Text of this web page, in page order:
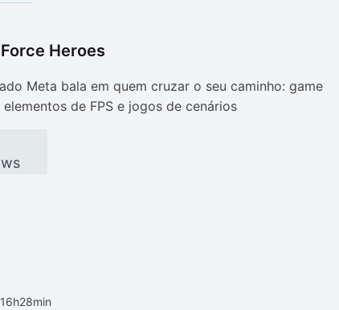
Heroes
Meta bala em quem cruzar o seu caminho: game
elementos de FPS e jogos de cenários